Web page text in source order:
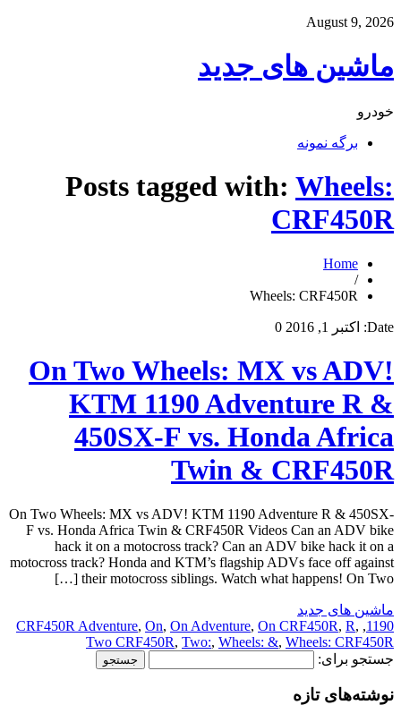
August 9, 2026
ماشین های جدید
خودرو
برگه نمونه
Posts tagged with: Wheels:
CRF450R
Home
/
Wheels: CRF450R
Date: اکتبر 1, 2016 0
On Two Wheels: MX vs ADV!
KTM 1190 Adventure R &
450SX-F vs. Honda Africa
Twin & CRF450R
On Two Wheels: MX vs ADV! KTM 1190 Adventure R & 450SX-
F vs. Honda Africa Twin & CRF450R Videos Can an ADV bike
hack it on a motocross track? Can an ADV bike hack it on a
motocross track? Honda and KTM’s flagship ADVs face off against
their motocross siblings. Watch what happens! On Two […]
ماشین های جدید
1190
,
CRF450R Adventure, On, On Adventure, On CRF450R, R,
Two CRF450R, Two:, Wheels: &, Wheels: CRF450R
جستجو برای:
نوشته‌های تازه